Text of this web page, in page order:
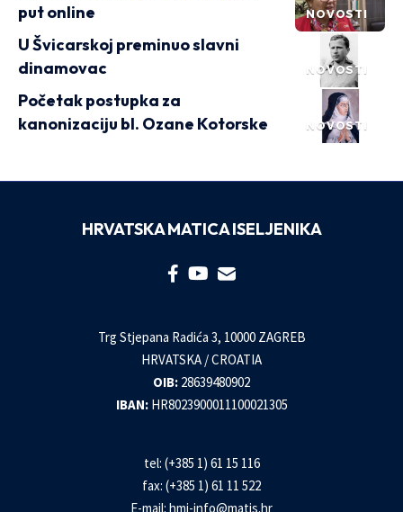
NOVOSTI
put online
NOVOSTI
U Švicarskoj preminuo slavni
dinamovac
NOVOSTI
Početak postupka za
kanonizaciju bl. Ozane Kotorske
HRVATSKA MATICA ISELJENIKA
Trg Stjepana Radića 3, 10000 ZAGREB
HRVATSKA / CROATIA
OIB: 28639480902
IBAN: HR8023900011100021305
tel: (+385 1) 61 15 116
fax: (+385 1) 61 11 522
E-mail: hmi-info@matis.hr